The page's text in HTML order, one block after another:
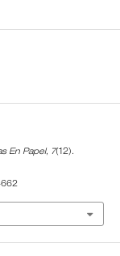
En Papel, 7(12).